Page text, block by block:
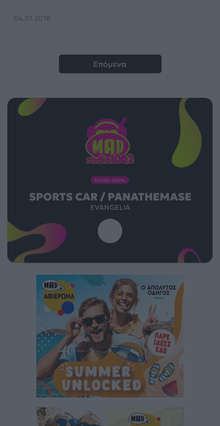
04.01.2018
Επόμενα
ΠΑΙΖΕΙ ΤΩΡΑ
SPORTS CAR / PANATHEMASE
EVANGELIA